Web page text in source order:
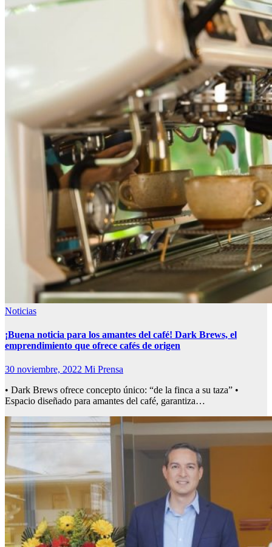
Noticias
¡Buena noticia para los amantes del café! Dark Brews, el
emprendimiento que ofrece cafés de origen
30 noviembre, 2022 Mi Prensa
• Dark Brews ofrece concepto único: “de la finca a su taza” •
Espacio diseñado para amantes del café, garantiza…